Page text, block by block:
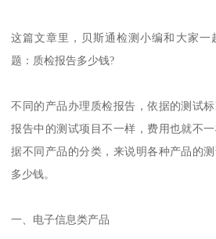
这篇文章里，贝斯通检测小编和大家一
题：质检报告多少钱?
不同的产品办理质检报告，依据的测试
报告中的测试项目不一样，费用也就不
据不同产品的分类，来说明各种产品的
多少钱。
一、电子信息类产品